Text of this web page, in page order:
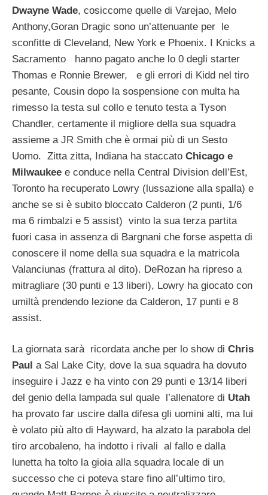
Dwayne Wade, cosiccome quelle di Varejao, Melo
Anthony,Goran Dragic sono un’attenuante per le
sconfitte di Cleveland, New York e Phoenix. I Knicks a
Sacramento hanno pagato anche lo 0 degli starter
Thomas e Ronnie Brewer, e gli errori di Kidd nel tiro
pesante, Cousin dopo la sospensione con multa ha
rimesso la testa sul collo e tenuto testa a Tyson
Chandler, certamente il migliore della sua squadra
assieme a JR Smith che è ormai più di un Sesto
Uomo. Zitta zitta, Indiana ha staccato Chicago e
Milwaukee e conduce nella Central Division dell’Est,
Toronto ha recuperato Lowry (lussazione alla spalla) e
anche se si è subito bloccato Calderon (2 punti, 1/6
ma 6 rimbalzi e 5 assist) vinto la sua terza partita
fuori casa in assenza di Bargnani che forse aspetta di
conoscere il nome della sua squadra e la matricola
Valanciunas (frattura al dito). DeRozan ha ripreso a
mitragliare (30 punti e 13 liberi), Lowry ha giocato con
umiltà prendendo lezione da Calderon, 17 punti e 8
assist.
La giornata sarà ricordata anche per lo show di Chris
Paul a Sal Lake City, dove la sua squadra ha dovuto
inseguire i Jazz e ha vinto con 29 punti e 13/14 liberi
del genio della lampada sul quale l’allenatore di Utah
ha provato far uscire dalla difesa gli uomini alti, ma lui
è volato più alto di Hayward, ha alzato la parabola del
tiro arcobaleno, ha indotto i rivali al fallo e dalla
lunetta ha tolto la gioia alla squadra locale di un
successo che ci poteva stare fino all’ultimo tiro,